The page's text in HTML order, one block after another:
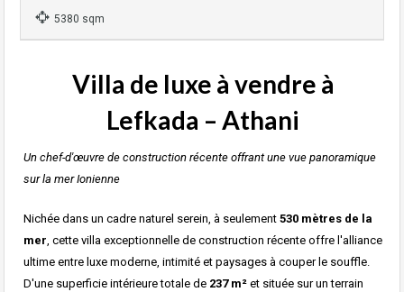
5380 sqm
Villa de luxe à vendre à
Lefkada – Athani
Un chef-d'œuvre de construction récente offrant une vue panoramique
sur la mer Ionienne
Nichée dans un cadre naturel serein, à seulement 530 mètres de la
mer, cette villa exceptionnelle de construction récente offre l'alliance
ultime entre luxe moderne, intimité et paysages à couper le souffle.
D'une superficie intérieure totale de 237 m² et située sur un terrain